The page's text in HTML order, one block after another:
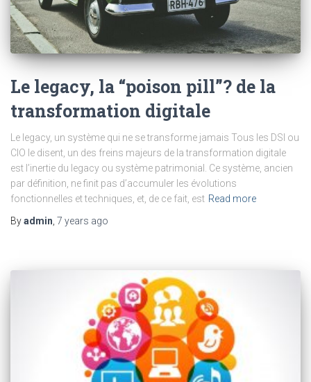
Le legacy, la “poison pill”? de la
transformation digitale
Le legacy, un système qui ne se transforme jamais Tous les DSI ou
CIO le disent, un des freins majeurs de la transformation digitale
est l’inertie du legacy ou système patrimonial. Ce système, ancien
par définition, ne finit pas d’accumuler les évolutions
fonctionnelles et techniques, et, de ce fait, est Read more
Byadmin 7 years ago